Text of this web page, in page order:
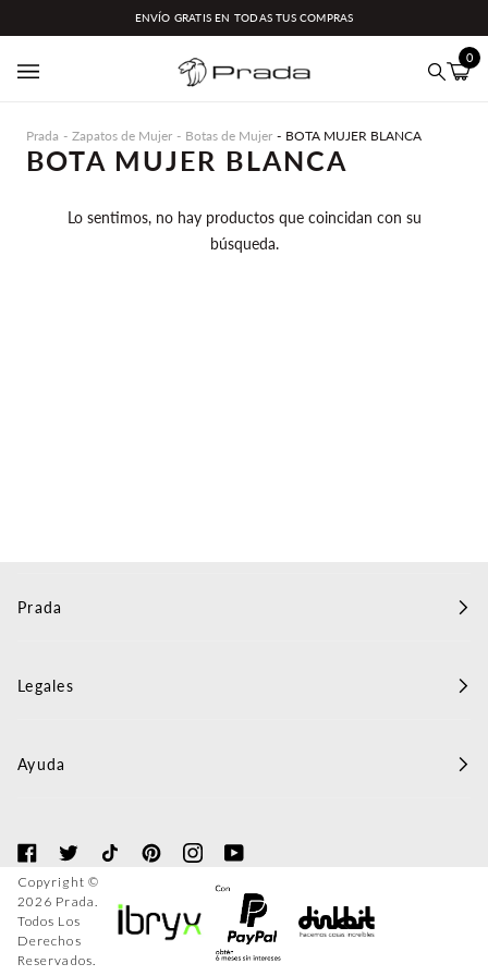
contenido
ENVÍO GRATIS EN TODAS TUS COMPRAS
0
Prada Zapatos de Mujer Botas de Mujer BOTA MUJER BLANCA
BOTA MUJER BLANCA
Lo sentimos, no hay productos que coincidan con su
búsqueda.
Prada
Legales
Ayuda
Copyright ©
2026 Prada.
Todos Los
Derechos
Reservados.